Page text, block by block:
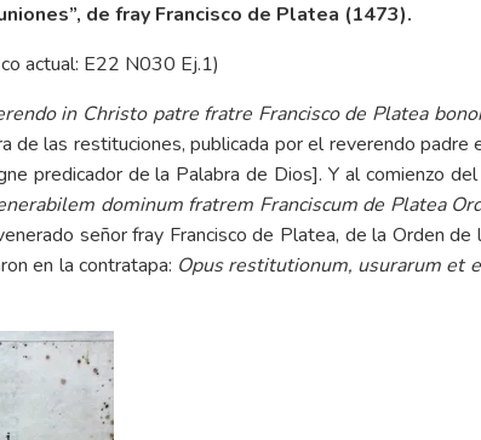
de fray Francisco de Platea (1473).
actual: E22 N030 Ej.1)
in Christo patre fratre Francisco de Platea
de las restituciones, publicada por el reverendo padre
predicador de la Palabra de Dios]. Y al comienzo
dominum fratrem Franciscum de Platea
señor fray Francisco de Platea, de la Orden
en la contratapa: Opus restitutionum, usurarum et